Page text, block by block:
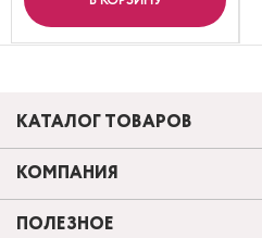
КАТАЛОГ ТОВАРОВ
КОМПАНИЯ
ПОЛЕЗНОЕ